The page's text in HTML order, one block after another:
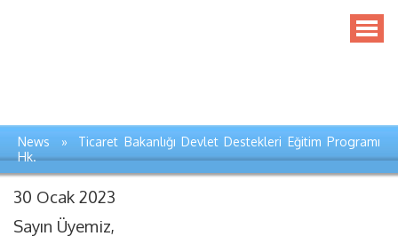
News » Ticaret Bakanlığı Devlet Destekleri Eğitim Programı
Hk.
30 Ocak 2023
Sayın Üyemiz,